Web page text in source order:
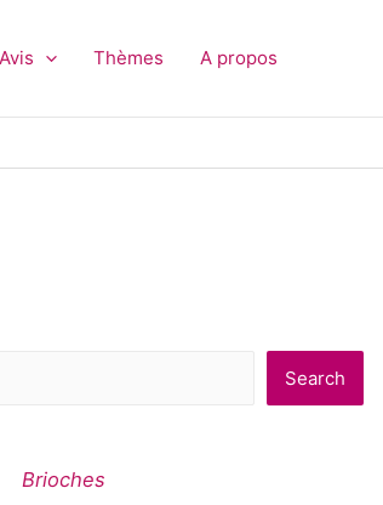
Avis Thèmes A propos
Search
Brioches